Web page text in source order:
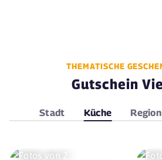
THEMATISCHE
Gutschein
Stadt Küche Region